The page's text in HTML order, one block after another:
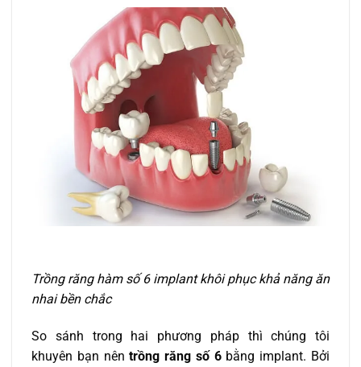
Trồng răng hàm số 6 implant khôi phục khả năng ăn
nhai bền chắc
So sánh trong hai phương pháp thì chúng tôi
khuyên bạn nêntrồng răng số 6bằng implant. Bởi